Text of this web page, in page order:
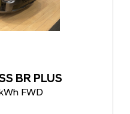
BR PLUS
FWD